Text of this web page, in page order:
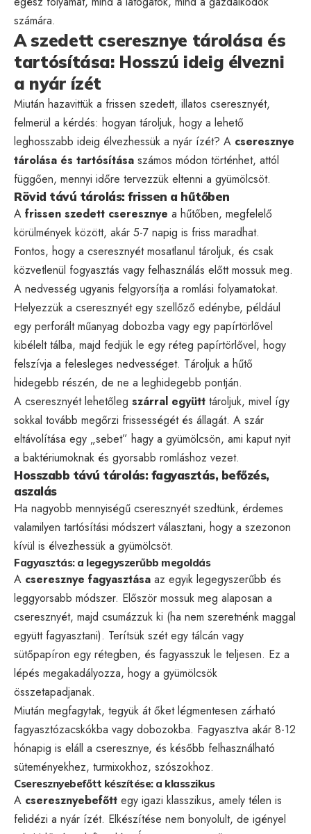
számára.
A szedett cseresznye tárolása és
tartósítása: Hosszú ideig élvezni
a nyár ízét
Miután hazavittük a frissen szedett, illatos cseresznyét,
felmerül a kérdés: hogyan tároljuk, hogy a lehető
leghosszabb ideig élvezhessük a nyár ízét? A cseresznye
tárolása és tartósítása számos módon történhet, attól
függően, mennyi időre tervezzük eltenni a gyümölcsöt.
Rövid távú tárolás: frissen a hűtőben
A frissen szedett cseresznye a hűtőben, megfelelő
körülmények között, akár 5-7 napig is friss maradhat.
Fontos, hogy a cseresznyét mosatlanul tároljuk, és csak
közvetlenül fogyasztás vagy felhasználás előtt mossuk meg.
A nedvesség ugyanis felgyorsítja a romlási folyamatokat.
Helyezzük a cseresznyét egy szellőző edénybe, például
egy perforált műanyag dobozba vagy egy papírtörlővel
kibélelt tálba, majd fedjük le egy réteg papírtörlővel, hogy
felszívja a felesleges nedvességet. Tároljuk a hűtő
hidegebb részén, de ne a leghidegebb pontján.
A cseresznyét lehetőleg szárral együtt tároljuk, mivel így
sokkal tovább megőrzi frissességét és állagát. A szár
eltávolítása egy „sebet” hagy a gyümölcsön, ami kaput nyit
a baktériumoknak és gyorsabb romláshoz vezet.
Hosszabb távú tárolás: fagyasztás, befőzés,
aszalás
Ha nagyobb mennyiségű cseresznyét szedtünk, érdemes
valamilyen tartósítási módszert választani, hogy a szezonon
kívül is élvezhessük a gyümölcsöt.
Fagyasztás: a legegyszerűbb megoldás
A cseresznye fagyasztása az egyik legegyszerűbb és
leggyorsabb módszer. Először mossuk meg alaposan a
cseresznyét, majd csumázzuk ki (ha nem szeretnénk maggal
együtt fagyasztani). Terítsük szét egy tálcán vagy
sütőpapíron egy rétegben, és fagyasszuk le teljesen. Ez a
lépés megakadályozza, hogy a gyümölcsök
összetapadjanak.
Miután megfagytak, tegyük át őket légmentesen zárható
fagyasztózacskókba vagy dobozokba. Fagyasztva akár 8-12
hónapig is eláll a cseresznye, és később felhasználható
süteményekhez, turmixokhoz, szószokhoz.
Cseresznyebefőtt készítése: a klasszikus
A cseresznyebefőtt egy igazi klasszikus, amely télen is
felidézi a nyár ízét. Elkészítése nem bonyolult, de igényel